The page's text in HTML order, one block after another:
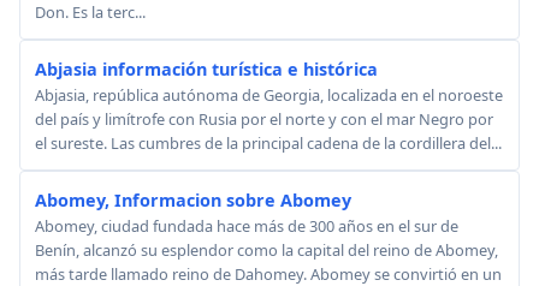
Don. Es la terc...
Abjasia información turística e histórica
Abjasia, república autónoma de Georgia, localizada en el noroeste
del país y limítrofe con Rusia por el norte y con el mar Negro por
el sureste. Las cumbres de la principal cadena de la cordillera del...
Abomey, Informacion sobre Abomey
Abomey, ciudad fundada hace más de 300 años en el sur de
Benín, alcanzó su esplendor como la capital del reino de Abomey,
más tarde llamado reino de Dahomey. Abomey se convirtió en un